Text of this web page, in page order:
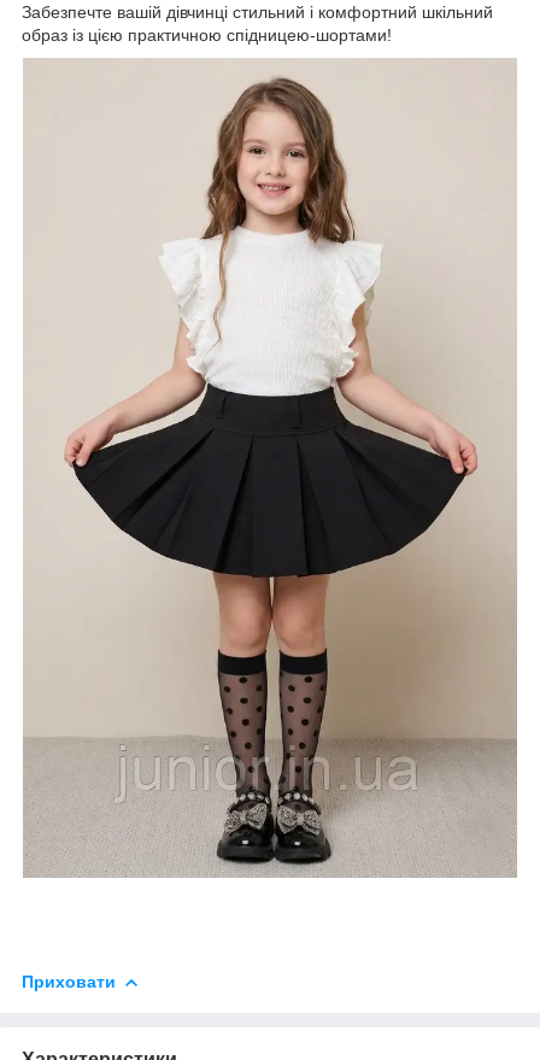
Забезпечте вашій дівчинці стильний і комфортний шкільний
образ із цією практичною спідницею-шортами!
Приховати